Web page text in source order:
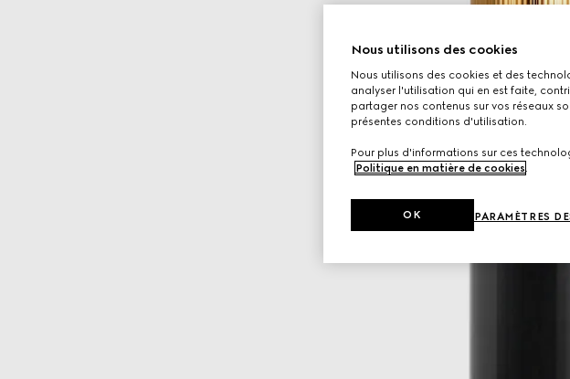
Nous utilisons des cookies
Nous utilisons des cookies et des
analyser l'utilisation qui en est faite,
partager nos contenus sur vos réseaux
présentes conditions d'utilisation.
Pour plus d'informations sur ces
Politique en matière de cookies.
PARAMÈTRES
OK